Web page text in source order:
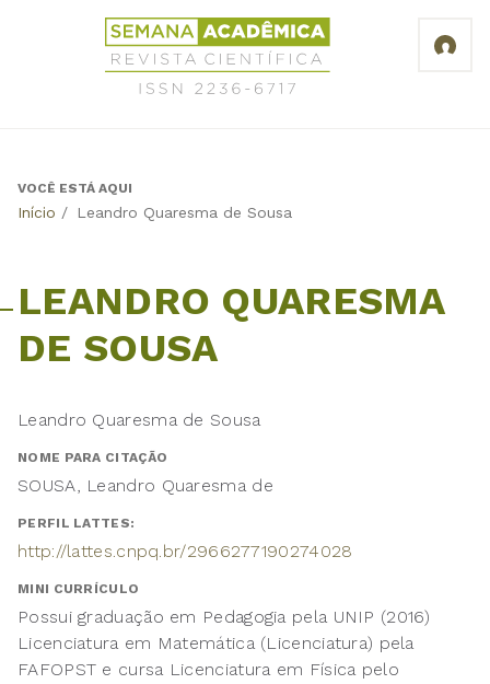
Revista
Científica
Semana
6717
Back
VOCÊ ESTÁ AQUI
Início / Leandro Quaresma de Sousa
LEANDRO QUARESMA
DE SOUSA
Leandro Quaresma de Sousa
NOME PARA CITAÇÃO
SOUSA, Leandro Quaresma de
PERFIL LATTES:
http://lattes.cnpq.br/2966277190274028
MINI CURRÍCULO
Possui graduação em Pedagogia pela UNIP (2016)
Licenciatura em Matemática (Licenciatura) pela
FAFOPST e cursa Licenciatura em Física pelo